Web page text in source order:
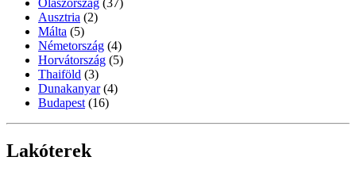
Ausztria (2)
Málta (5)
Németország (4)
Horvátország (5)
Thaiföld (3)
Dunakanyar (4)
Budapest (16)
Lakóterek